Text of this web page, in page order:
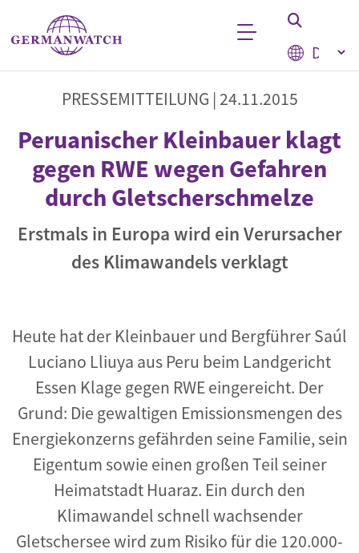
Direkt zum Inhalt
Select
Stichwortsuche
PRESSEMITTEILUNG | 24.11.2015
Peruanischer Kleinbauer klagt
gegen RWE wegen Gefahren
durch Gletscherschmelze
Erstmals in Europa wird ein Verursacher
des Klimawandels verklagt
Heute hat der Kleinbauer und Bergführer Saúl
Luciano Lliuya aus Peru beim Landgericht
Essen Klage gegen RWE eingereicht. Der
Grund: Die gewaltigen Emissionsmengen des
Energiekonzerns gefährden seine Familie, sein
Eigentum sowie einen großen Teil seiner
Heimatstadt Huaraz. Ein durch den
Klimawandel schnell wachsender
Gletschersee wird zum Risiko für die 120.000-